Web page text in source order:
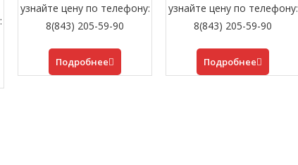
узнайте цену по телефону:
8(843) 205-59-90
Подробнее
узнайте цену по телефону:
8(843) 205-59-90
Подробнее